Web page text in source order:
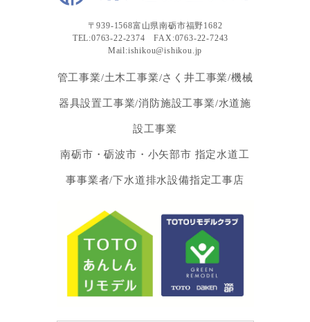
〒939-1568富山県南砺市福野1682
TEL:0763-22-2374 FAX:0763-22-7243
Mail:ishikou@ishikou.jp
管工事業/土木工事業/さく井工事業/機械
器具設置工事業/消防施設工事業/水道施
設工事業
南砺市・砺波市・小矢部市 指定水道工
事事業者/下水道排水設備指定工事店